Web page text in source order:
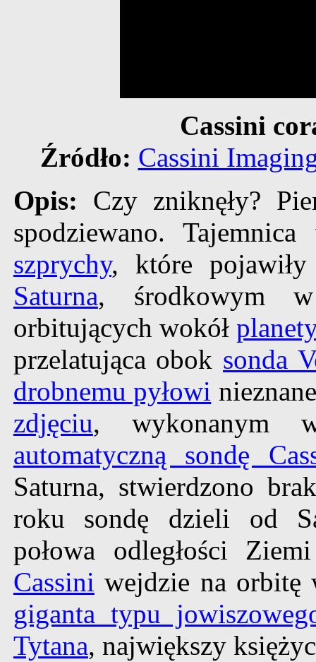
Cassini
Źródło: Cassini
Opis: Czy zniknęły?
spodziewano.
szprychy, które
Saturna, środkowym
orbitujących wokółplanety
przelatująca obok sonda
drobnemu pyłowi
zdjęciu, wykonanym
automatyczną sondę
Saturna, stwierdzono
roku sondę dzieli od
połowa odległości
Cassini wejdzie na orbitę
giganta typu
Tytana, największy